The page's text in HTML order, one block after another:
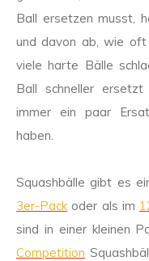
Ball ersetzen musst,
und davon ab, wie oft
viele harte Bälle
Ball schneller
immer ein paar
haben.
Squashbälle gibt es
3er-Packoder als im
sind in einer kleinen
Competition